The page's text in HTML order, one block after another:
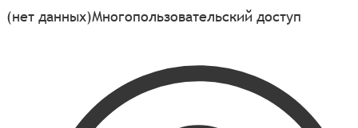
(нет данных)Многопользовательский доступ